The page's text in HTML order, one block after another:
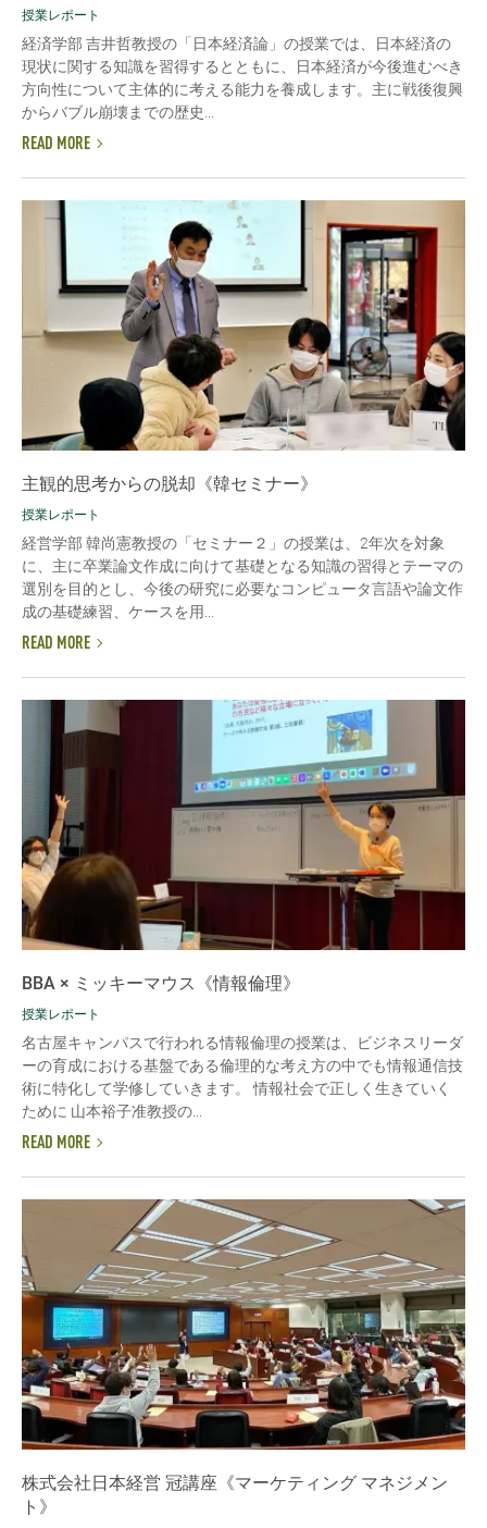
授業レポート
経済学部 吉井哲教授の「日本経済論」の授業では、日本経済の
現状に関する知識を習得するとともに、日本経済が今後進むべき
方向性について主体的に考える能力を養成します。主に戦後復興
からバブル崩壊までの歴史...
READ MORE
主観的思考からの脱却《韓セミナー》
授業レポート
経営学部 韓尚憲教授の「セミナー２」の授業は、2年次を対象
に、主に卒業論文作成に向けて基礎となる知識の習得とテーマの
選別を目的とし、今後の研究に必要なコンピュータ言語や論文作
成の基礎練習、ケースを用...
READ MORE
BBA × ミッキーマウス《情報倫理》
授業レポート
名古屋キャンパスで行われる情報倫理の授業は、ビジネスリーダ
ーの育成における基盤である倫理的な考え方の中でも情報通信技
術に特化して学修していきます。 情報社会で正しく生きていく
ために 山本裕子准教授の...
READ MORE
株式会社日本経営 冠講座《マーケティング マネジメン
ト》